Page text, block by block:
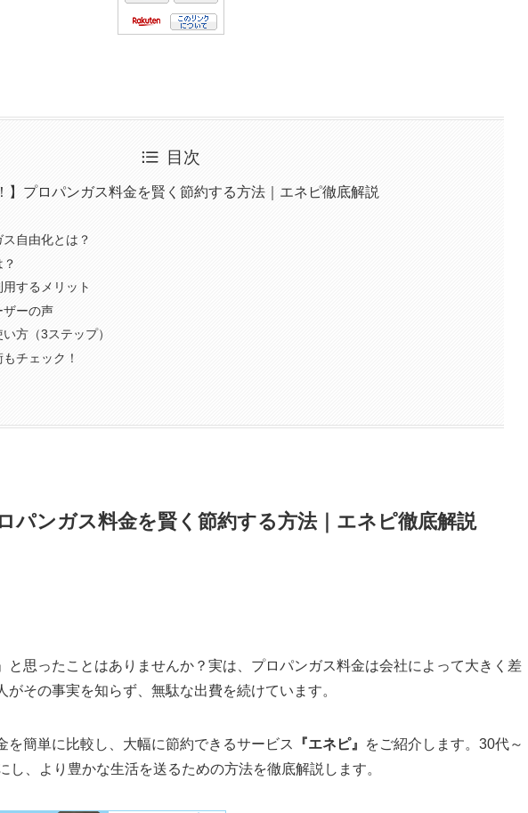
目次
】プロパンガス料金を賢く節約する方法｜エネピ徹底解説
自由化とは？
するメリット
ザーの声
方（3ステップ）
チェック！
パンガス料金を賢く節約する方法｜エネピ徹底解説
と思ったことはありませんか？実は、プロパンガス料金は会社によって大きく差
その事実を知らず、無駄な出費を続けています。
を簡単に比較し、大幅に節約できるサービス 『エネピ』
をご紹介します。30代～
し、より豊かな生活を送るための方法を徹底解説します。